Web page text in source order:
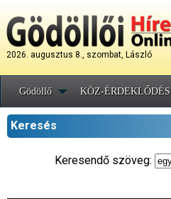
2026. augusztus 8., szombat, László
Gödöllő KÖZ-ÉRDEKLŐDÉS
Keresés
Keresendő szöveg: